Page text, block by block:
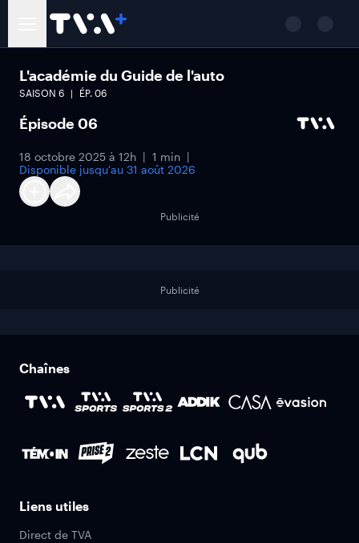
L'académie du Guide de l'auto
SAISON 6 ÉP. 06
Épisode 06
18 octobre 2025 à 12h
1 min
Disponible jusqu'au 31 août 2026
Publicité
Publicité
Chaînes
Liens utiles
Direct de TVA